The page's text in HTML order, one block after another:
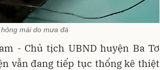
mái do mưa đá
- Chủ tịch UBND huyện Ba Tơ
vẫn đang tiếp tục thống kê thiệt